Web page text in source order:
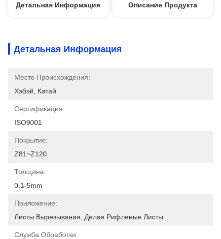
Детальная Информация Описание Продукта
Детальная Информация
Место Происхождения:
Хэбэй, Китай
Сертификация:
ISO9001
Покрытие:
Z81~Z120
Толщина:
0.1-5mm
Приложение:
Листы Вырезывания, Делая Рифленые Листы
Служба Обработки: